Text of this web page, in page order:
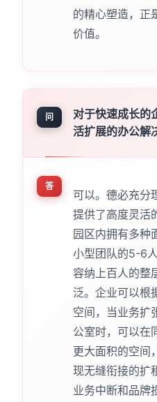
的精心塑造，正
价值。
问
对于快速成长的
活扩展的办公解
答
可以。德必充分
提供了高度灵活
园区内拥有多种
小型团队的5-6
容纳上百人的整
泛。企业可以根
空间，当业务扩
公室时，可以在
更大面积的空间
现无缝衔接的扩
业务中断和品牌